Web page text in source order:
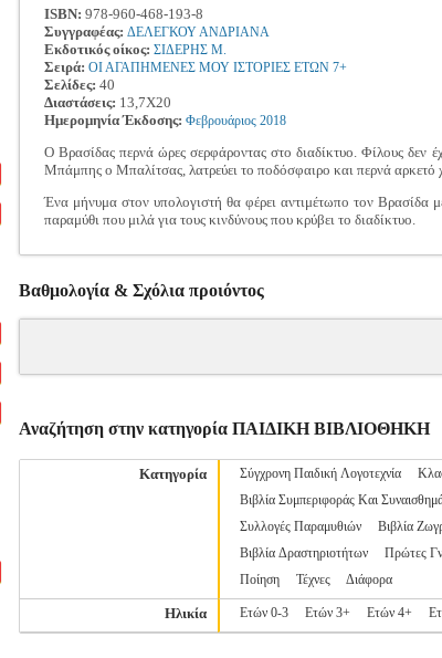
ISBN: 978-960-468-193-8
Συγγραφέας: ΔΕΛΕΓΚΟΥ ΑΝΔΡΙΑΝΑ
Εκδοτικός οίκος: ΣΙΔΕΡΗΣ Μ.
Σειρά: ΟΙ ΑΓΑΠΗΜΕΝΕΣ ΜΟΥ ΙΣΤΟΡΙΕΣ ΕΤΩΝ 7+
Σελίδες: 40
Διαστάσεις: 13,7Χ20
Ημερομηνία Έκδοσης: Φεβρουάριος 2018
Ο Βρασίδας περνά ώρες σερφάροντας στο διαδίκτυο. Φίλους δεν
Μπάμπης ο Μπαλίτσας, λατρεύει το ποδόσφαιρο και περνά αρκετό
Ένα μήνυμα στον υπολογιστή θα φέρει αντιμέτωπο τον Βρασίδα
παραμύθι που μιλά για τους κινδύνους που κρύβει το διαδίκτυο.
Βαθμολογία & Σχόλια προιόντος
Αναζήτηση στην κατηγορία ΠΑΙΔΙΚΗ ΒΙΒΛΙΟΘΗΚΗ
Κατηγορία Σύγχρονη Παιδική Λογοτεχνία
Βιβλία Συμπεριφοράς Και
Συλλογές Παραμυθιών
Βιβλία
Βιβλία Δραστηριοτήτων
Πρώτες
Ποίηση
Τέχνες Διάφορα
Ηλικία Ετών 0-3 Ετών 3+ Ετών 4+